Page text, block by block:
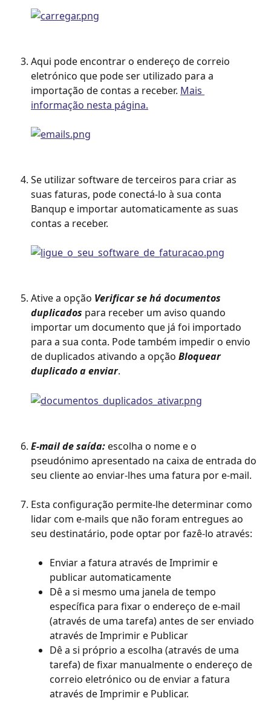
Aqui pode encontrar o endereço de correio
eletrónico que pode ser utilizado para a
importação de contas a receber. Mais
informação nesta página.
Se utilizar software de terceiros para criar as
suas faturas, pode conectá-lo à sua conta
Banqup e importar automaticamente as suas
contas a receber.
Ative a opção Verificar se há documentos
duplicados para receber um aviso quando
importar um documento que já foi importado
para a sua conta. Pode também impedir o envio
de duplicados ativando a opção Bloquear
duplicado a enviar.
E-mail de saída: escolha o nome e o
pseudónimo apresentado na caixa de entrada do
seu cliente ao enviar-lhes uma fatura por e-mail.
Esta configuração permite-lhe determinar como
lidar com e-mails que não foram entregues ao
seu destinatário, pode optar por fazê-lo através:
Enviar a fatura através de Imprimir e
publicar automaticamente
Dê a si mesmo uma janela de tempo
específica para fixar o endereço de e-mail
(através de uma tarefa) antes de ser enviado
através de Imprimir e Publicar
Dê a si próprio a escolha (através de uma
tarefa) de fixar manualmente o endereço de
correio eletrónico ou de enviar a fatura
através de Imprimir e Publicar.